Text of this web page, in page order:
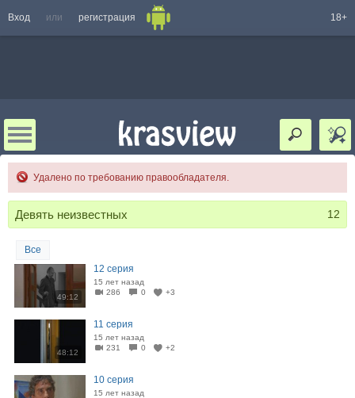
Вход или регистрация 18+
Удалено по требованию правообладателя.
Девять неизвестных 12
Все
49:12
12 серия
15 лет назад
286
0 +3
48:12
11 серия
15 лет назад
231
0 +2
10 серия
15 лет назад